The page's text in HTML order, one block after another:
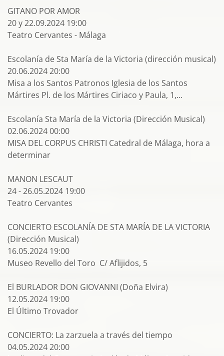
GITANO POR AMOR
20 y 22.09.2024 19:00
Teatro Cervantes - Málaga
Escolanía de Sta María de la Victoria (dirección musical)
20.06.2024 20:00
Misa a los Santos Patronos Iglesia de los Santos
Mártires Pl. de los Mártires Ciriaco y Paula, 1,...
Escolanía Sta María de la Victoria (Dirección Musical)
02.06.2024 00:00
MISA DEL CORPUS CHRISTI Catedral de Málaga, hora a
determinar
MANON LESCAUT
24 - 26.05.2024 19:00
Teatro Cervantes
CONCIERTO ESCOLANÍA DE STA MARÍA DE LA VICTORIA
(Dirección Musical)
16.05.2024 19:00
Museo Revello del Toro C/ Aflijidos, 5
El BURLADOR DON GIOVANNI (Doña Elvira)
12.05.2024 19:00
El Último Trovador
CONCIERTO: La zarzuela a través del tiempo
04.05.2024 20:00